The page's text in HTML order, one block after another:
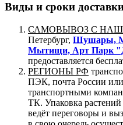
Виды и сроки
САМОВЫВОЗ С
Петербург, Шушары,
Мытищи, Арт Парк
предоставляется
РЕГИОНЫ РФ
ПЭК, почта России
транспортными
ТК. Упаковка растений
ведёт переговоры и